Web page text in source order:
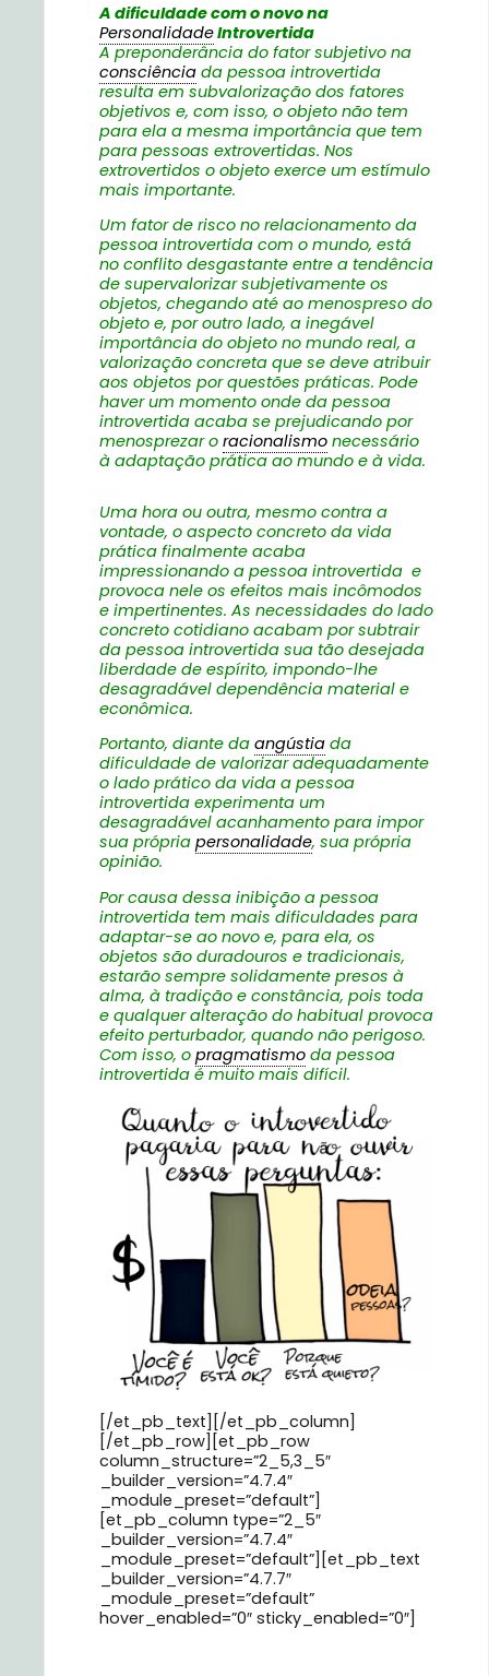
A dificuldade com o novo na
PersonalidadeIntrovertida
A preponderância do fator subjetivo na
consciência da pessoa introvertida
resulta em subvalorização dos fatores
objetivos e, com isso, o objeto não tem
para ela a mesma importância que tem
para pessoas extrovertidas. Nos
extrovertidos o objeto exerce um estímulo
mais importante.
Um fator de risco no relacionamento da
pessoa introvertida com o mundo, está
no conflito desgastante entre a tendência
de supervalorizar subjetivamente os
objetos, chegando até ao menospreso do
objeto e, por outro lado, a inegável
importância do objeto no mundo real, a
valorização concreta que se deve atribuir
aos objetos por questões práticas. Pode
haver um momento onde da pessoa
introvertida acaba se prejudicando por
menosprezar o racionalismo necessário
à adaptação prática ao mundo e à vida.
Uma hora ou outra, mesmo contra a
vontade, o aspecto concreto da vida
prática finalmente acaba
impressionando a pessoa introvertida e
provoca nele os efeitos mais incômodos
e impertinentes. As necessidades do lado
concreto cotidiano acabam por subtrair
da pessoa introvertida sua tão desejada
liberdade de espírito, impondo-lhe
desagradável dependência material e
econômica.
Portanto, diante da angústia da
dificuldade de valorizar adequadamente
o lado prático da vida a pessoa
introvertida experimenta um
desagradável acanhamento para impor
sua própria personalidade, sua própria
opinião.
Por causa dessa inibição a pessoa
introvertida tem mais dificuldades para
adaptar-se ao novo e, para ela, os
objetos são duradouros e tradicionais,
estarão sempre solidamente presos à
alma, à tradição e constância, pois toda
e qualquer alteração do habitual provoca
efeito perturbador, quando não perigoso.
Com isso, o pragmatismo da pessoa
introvertida é muito mais difícil.
[/et_pb_text][/et_pb_column]
[/et_pb_row][et_pb_row
column_structure=”2_5,3_5″
_builder_version=”4.7.4″
_module_preset=”default”]
[et_pb_column type=”2_5″
_builder_version=”4.7.4″
_module_preset=”default”][et_pb_text
_builder_version=”4.7.7″
_module_preset=”default”
hover_enabled=”0″ sticky_enabled=”0″]